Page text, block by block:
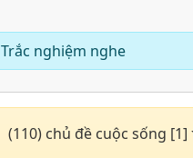
Trắc nghiệm nghe
(110) chủ đề cuộc sống [1]